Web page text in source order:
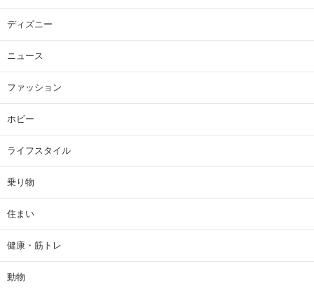
ディズニー
ニュース
ファッション
ホビー
ライフスタイル
乗り物
住まい
健康・筋トレ
動物